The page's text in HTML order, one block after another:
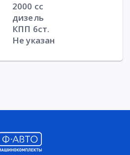
2000 cc
дизель
КПП 6ст.
Не указан